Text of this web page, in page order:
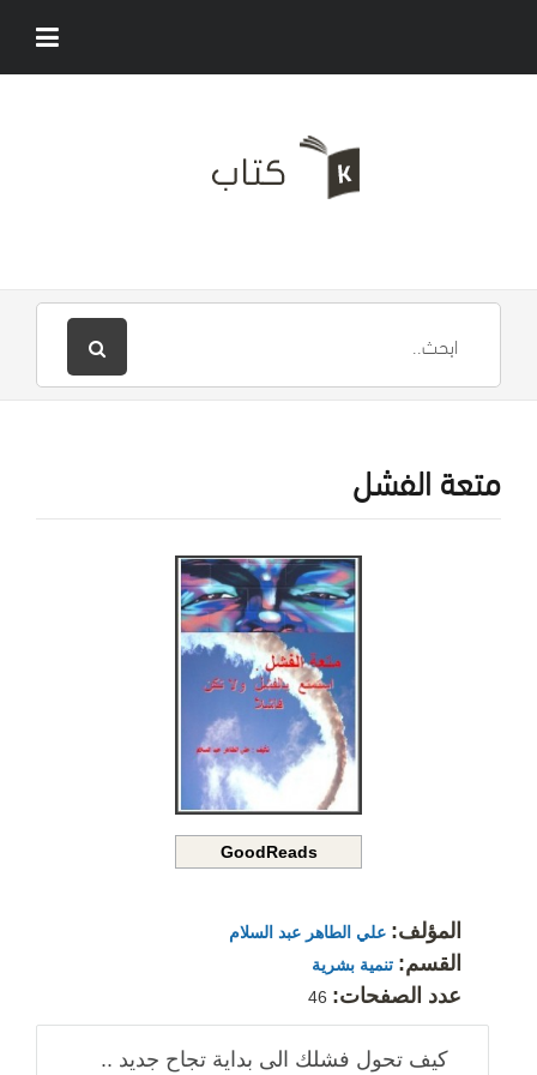
متعة الفشل
GoodReads
المؤلف: علي الطاهر عبد السلام
القسم: تنمية بشرية
عدد الصفحات:
كيف تحول فشلك الى بداية تجاح جديد ..